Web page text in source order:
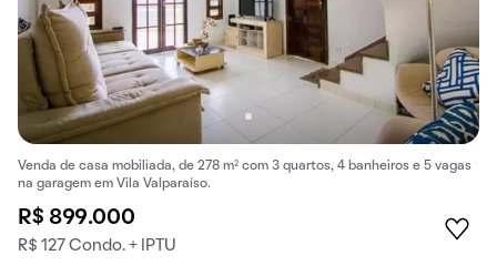
Venda de casa mobiliada, de 278 m² com 3 quartos, 4 banheiros e 5 vagas
na garagem em Vila Valparaíso.
R$ 899.000
R$ 127 Condo. + IPTU